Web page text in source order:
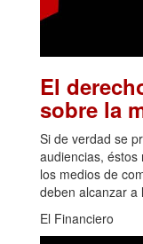
El
sobre la
Si de verdad se
audiencias, éstos
los medios de
deben alcanzar a
El Financiero